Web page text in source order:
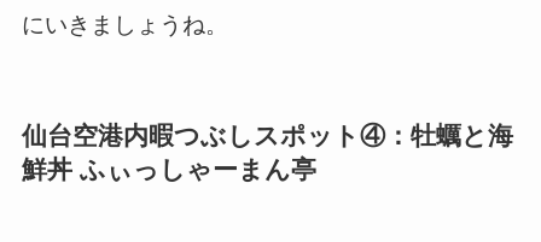
にいきましょうね。
仙台空港内暇つぶしスポット④：牡蠣と海
鮮丼 ふぃっしゃーまん亭